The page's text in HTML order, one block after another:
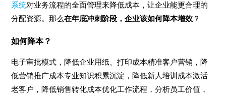
系统对业务流程的全面管理来降低成本，让企业能更合理的
分配资源。那么在年底冲刺阶段，企业该如何降本增效 ？
如何降本？
电子审批模式，降低企业用纸、打印成本精准客户营销，降
低营销推广成本专业知识积累沉淀，降低新人培训成本激活
老客户，降低销售转化成本优化工作流程，分析员工价值，